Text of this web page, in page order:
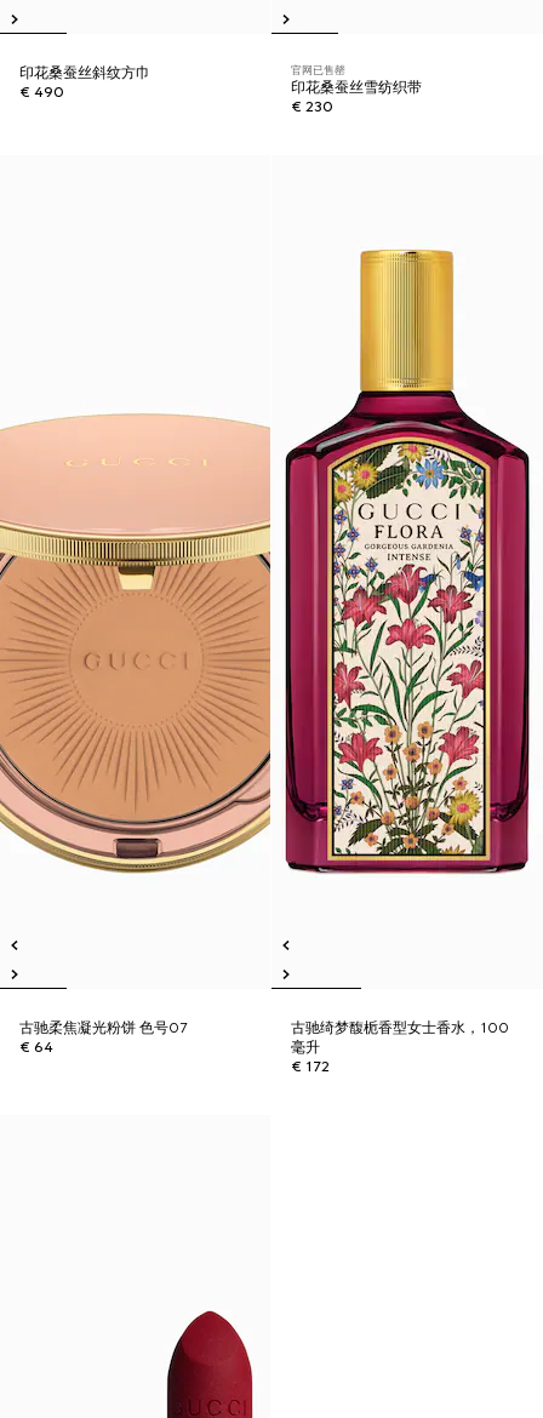
印花桑蚕丝斜纹方巾
€ 490
官网已售罄
印花桑蚕丝雪纺织带
€ 230
古驰柔焦凝光粉饼 色号07
€ 64
古驰绮梦馥栀香型女士香水，100
毫升
€ 172